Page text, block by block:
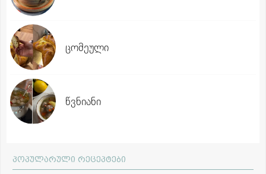
ცომეული
წვნიანი
პოპულარული რეცეპტები